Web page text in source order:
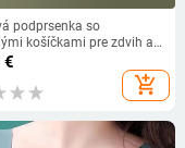
podprsenka so
košíčkami pre zdvih a
bočných častí, priedušná
€
add_shopping_cart